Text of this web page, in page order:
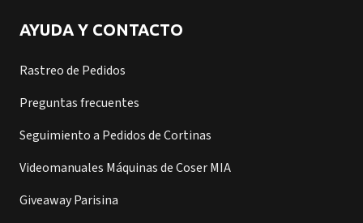
AYUDA Y CONTACTO
Rastreo de Pedidos
Preguntas frecuentes
Seguimiento a Pedidos de Cortinas
Videomanuales Máquinas de Coser MIA
Giveaway Parisina